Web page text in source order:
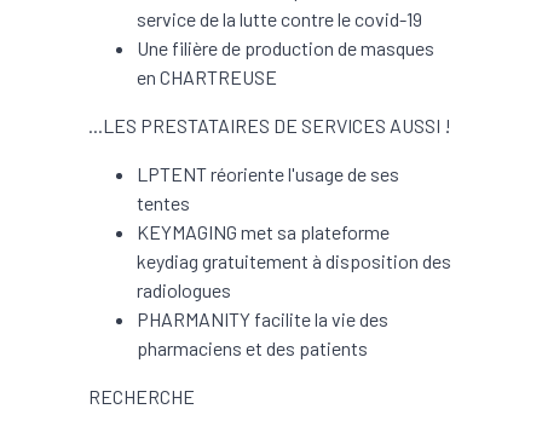
service de la lutte contre le covid-19
Une filière de production de masques
en CHARTREUSE
...LES PRESTATAIRES DE SERVICES AUSSI !
LPTENT réoriente l'usage de ses
tentes
KEYMAGING met sa plateforme
keydiag gratuitement à disposition des
radiologues
PHARMANITY facilite la vie des
pharmaciens et des patients
RECHERCHE